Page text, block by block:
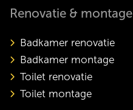
Renovatie & montage
Badkamer renovatie
Badkamer montage
Toilet renovatie
Toilet montage